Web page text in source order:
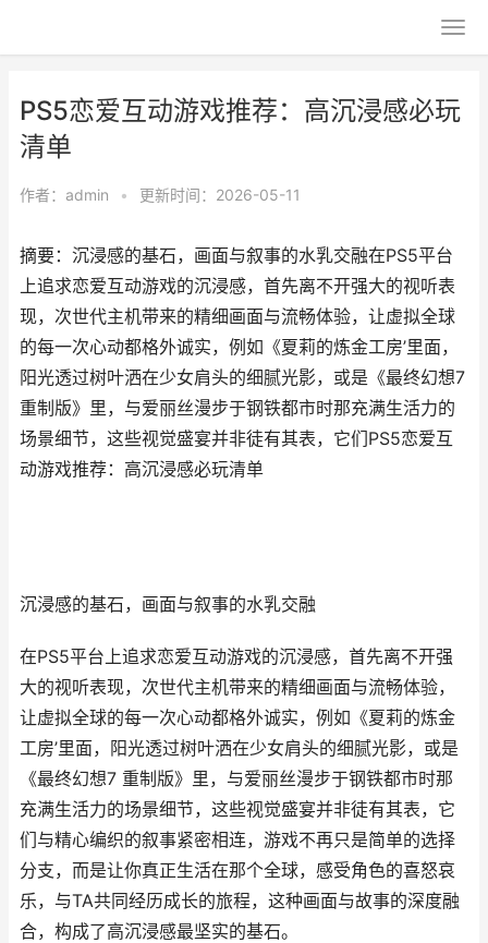
PS5恋爱互动游戏推荐：高沉浸感必玩
清单
作者： admin • 更新时间：2026-05-11
摘要：沉浸感的基石，画面与叙事的水乳交融在PS5平台
上追求恋爱互动游戏的沉浸感，首先离不开强大的视听表
现，次世代主机带来的精细画面与流畅体验，让虚拟全球
的每一次心动都格外诚实，例如《夏莉的炼金工房’里面，
阳光透过树叶洒在少女肩头的细腻光影，或是《最终幻想7
重制版》里，与爱丽丝漫步于钢铁都市时那充满生活力的
场景细节，这些视觉盛宴并非徒有其表，它们PS5恋爱互
动游戏推荐：高沉浸感必玩清单
沉浸感的基石，画面与叙事的水乳交融
在PS5平台上追求恋爱互动游戏的沉浸感，首先离不开强
大的视听表现，次世代主机带来的精细画面与流畅体验，
让虚拟全球的每一次心动都格外诚实，例如《夏莉的炼金
工房’里面，阳光透过树叶洒在少女肩头的细腻光影，或是
《最终幻想7 重制版》里，与爱丽丝漫步于钢铁都市时那
充满生活力的场景细节，这些视觉盛宴并非徒有其表，它
们与精心编织的叙事紧密相连，游戏不再只是简单的选择
分支，而是让你真正生活在那个全球，感受角色的喜怒哀
乐，与TA共同经历成长的旅程，这种画面与故事的深度融
合，构成了高沉浸感最坚实的基石。